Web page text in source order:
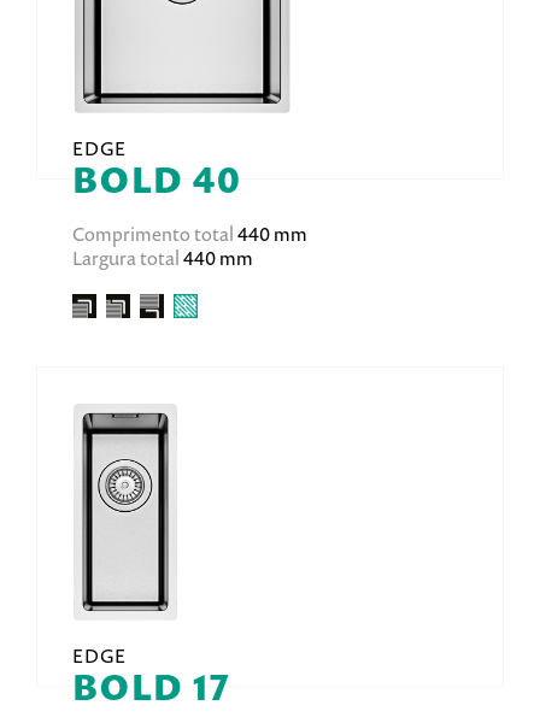
EDGE
BOLD 40
Comprimento total440 mm
Largura total440 mm
EDGE
BOLD 17